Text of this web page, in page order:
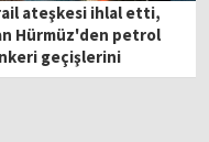
ateşkesi ihlal etti,
Hürmüz'den petrol
geçişlerini